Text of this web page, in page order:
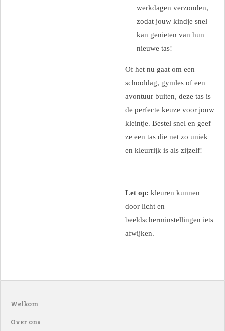
werkdagen verzonden,
zodat jouw kindje snel
kan genieten van hun
nieuwe tas!
Of het nu gaat om een
schooldag, gymles of een
avontuur buiten, deze tas is
de perfecte keuze voor jouw
kleintje. Bestel snel en geef
ze een tas die net zo uniek
en kleurrijk is als zijzelf!
Let op: kleuren kunnen
door licht en
beeldscherminstellingen iets
afwijken.
Welkom
Over ons